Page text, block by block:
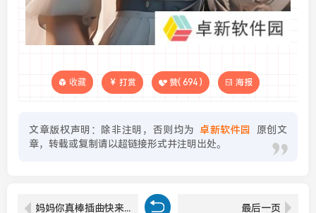
收藏 打赏 赞( 694 ) 海报
文章版权声明：除非注明，否则均为 卓新软件园
原创文
章，转载或复制请以超链接形式并注明出处。
妈妈你真棒插曲快来救救我电影：母爱与音乐交织的感动时刻！ 最后一页